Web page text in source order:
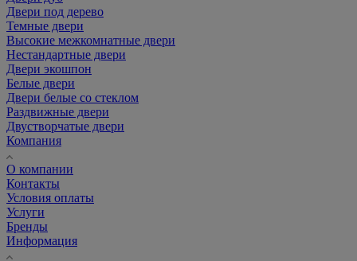
Двери под дерево
Темные двери
Высокие межкомнатные двери
Нестандартные двери
Двери экошпон
Белые двери
Двери белые со стеклом
Раздвижные двери
Двустворчатые двери
Компания
О компании
Контакты
Условия оплаты
Услуги
Бренды
Информация